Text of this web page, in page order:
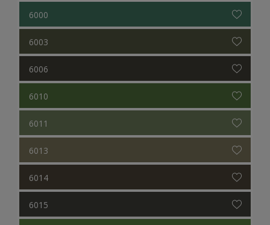
6000
6003
6006
6010
6011
6013
6014
6015